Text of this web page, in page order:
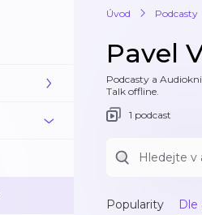
Úvod Podcasty
Pavel
Podcasty a
Talk offline.
1 podcast
Popularity Dle